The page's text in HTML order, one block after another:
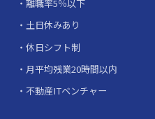
離職率5％以下
土日休みあり
休日シフト制
月平均残業20時間以内
不動産ITベンチャー